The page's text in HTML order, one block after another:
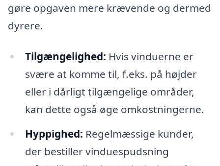
gøre opgaven mere krævende og dermed
dyrere.
Tilgængelighed: Hvis vinduerne er
svære at komme til, f.eks. på højder
eller i dårligt tilgængelige områder,
kan dette også øge omkostningerne.
Hyppighed: Regelmæssige kunder,
der bestiller vinduespudsning